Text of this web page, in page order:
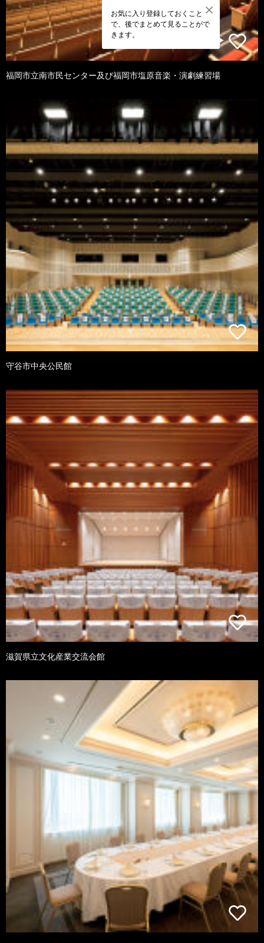
お気に入り登録しておくこと
で、後でまとめて見ることがで
きます。
福岡市立南市民センター及び福岡市塩原音楽・演劇練習場
守谷市中央公民館
滋賀県立文化産業交流会館